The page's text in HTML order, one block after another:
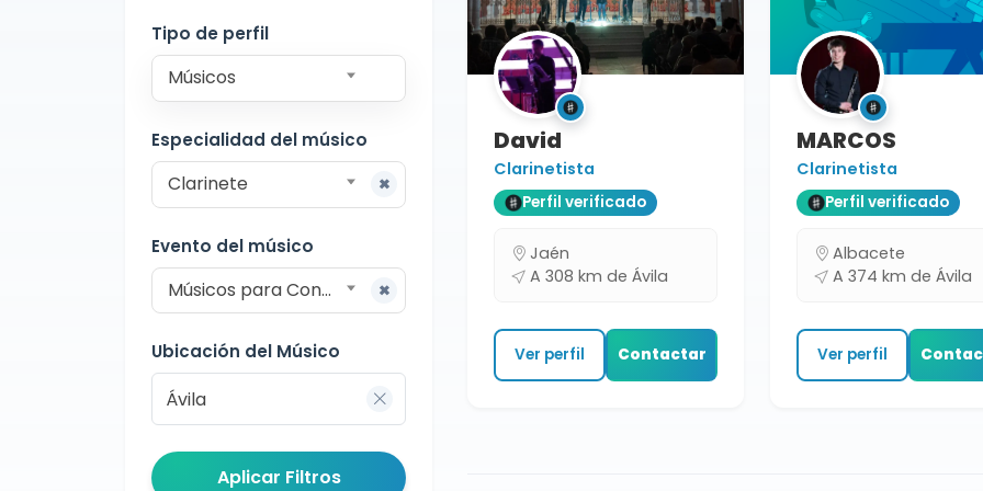
Ávila
Tipo de perfil
Músicos
Especialidad del músico
Clarinete
Evento del músico
Músicos para Conciertos
Ubicación del Músico
Aplicar Filtros
David
Clarinetista
Perfil verificado
Jaén
A 308 km de Ávila
Ver perfil Contactar
MARCOS
Clarinetista
Perfil verificado
Albacete
A 374 km de Ávila
Ver perfil